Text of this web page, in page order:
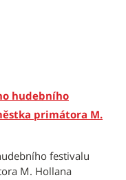
hudebního
primátora M.
festivalu
M. Hollana